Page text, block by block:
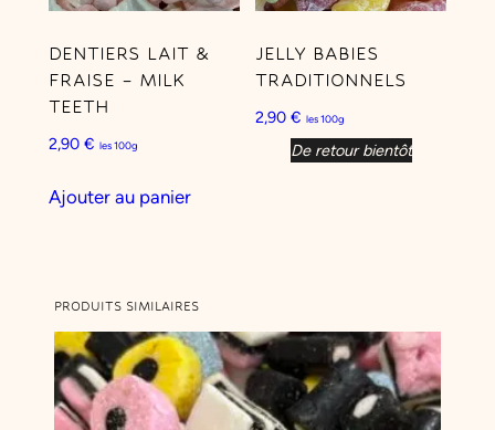
i
DENTIERS LAIT &
FRAISE – MILK
TEETH
2,90 € les 100g
Ajouter au panier
JELLY BABIES
TRADITIONNELS
2,90€ les 100g
De retour bientôt
PRODUITS SIMILAIRES